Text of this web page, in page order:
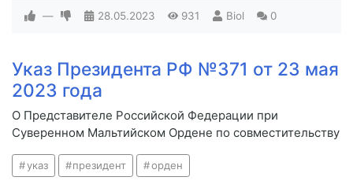
— 28.05.2023 931 Biol 0
Указ Президента РФ №371 от 23 мая
2023 года
О Представителе Российской Федерации при
Суверенном Мальтийском Ордене по совместительству
указ президент орден